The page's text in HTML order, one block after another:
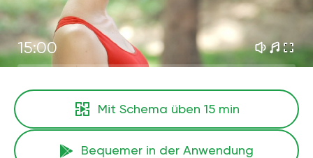
15:00
Mit Schema üben 15 min
Bequemer in der Anwendung